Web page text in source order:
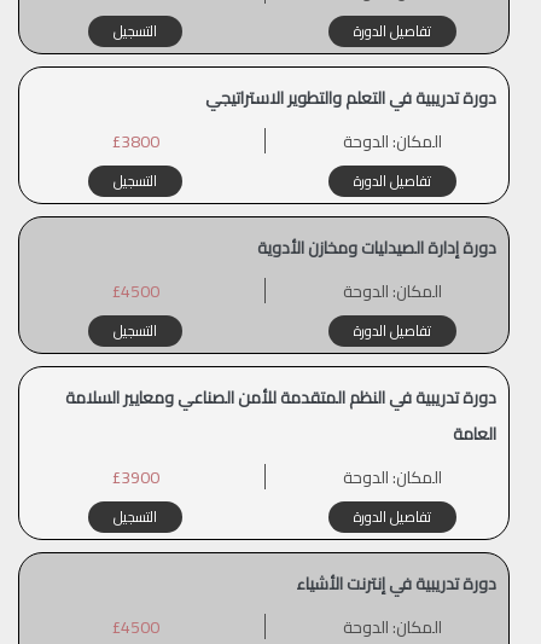
تفاصيل الدورة التسجيل
دورة تدريبية في التعلم والتطوير الاستراتيجي
المكان:الدوحة £3800
تفاصيل الدورة التسجيل
دورة إدارة الصيدليات ومخازن الأدوية
المكان:الدوحة £4500
تفاصيل الدورة التسجيل
دورة تدريبية في النظم المتقدمة للأمن الصناعي ومعايير السلامة
العامة
المكان:الدوحة £3900
تفاصيل الدورة التسجيل
دورة تدريبية في إنترنت الأشياء
المكان:الدوحة £4500